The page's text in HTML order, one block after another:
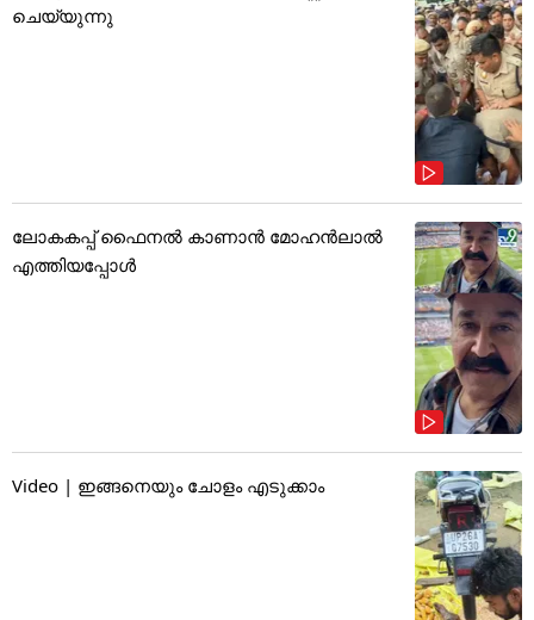
ചെയ്യുന്നു
ലോകകപ്പ് ഫൈനൽ കാണാൻ മോഹൻലാൽ
എത്തിയപ്പോൾ
Video | ഇങ്ങനെയും ചോളം എടുക്കാം